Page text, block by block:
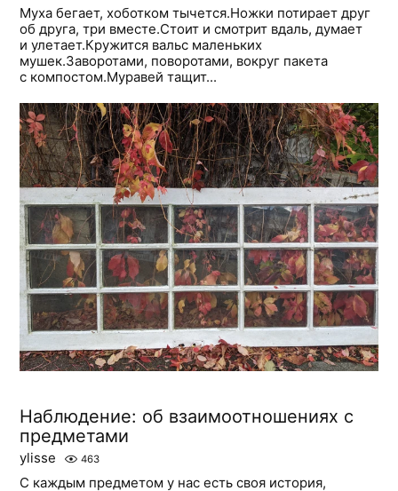
Муха бегает, хоботком тычется.Ножки потирает друг
об друга, три вместе.Стоит и смотрит вдаль, думает
и улетает.Кружится вальс маленьких
мушек.Заворотами, поворотами, вокруг пакета
с компостом.Муравей тащит...
Наблюдение: об взаимоотношениях с
предметами
ylisse 463
С каждым предметом у нас есть своя история,